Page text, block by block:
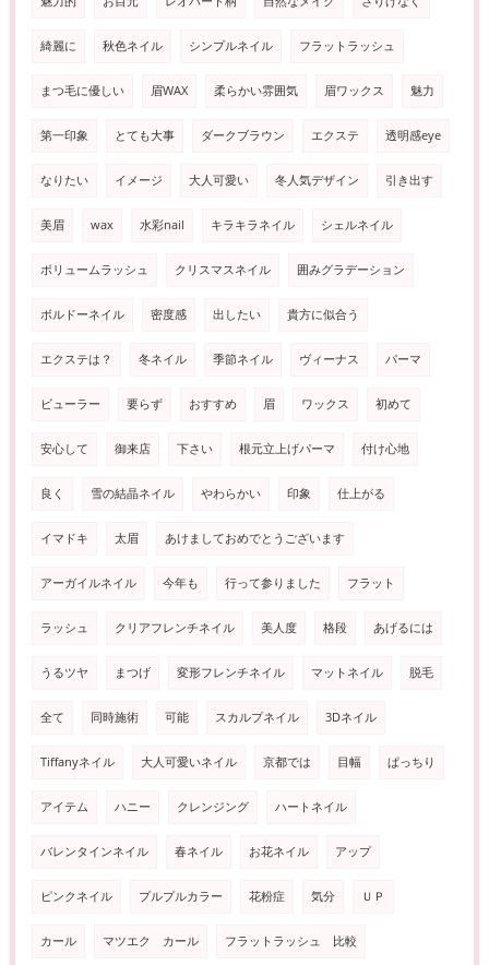
綺麗に 秋色ネイル シンプルネイル フラットラッシュ
まつ毛に優しい 眉WAX 柔らかい雰囲気 眉ワックス 魅力
第一印象 とても大事 ダークブラウン エクステ 透明感eye
なりたい イメージ 大人可愛い 冬人気デザイン 引き出す
美眉 wax 水彩nail キラキラネイル シェルネイル
ボリュームラッシュ クリスマスネイル 囲みグラデーション
ボルドーネイル 密度感 出したい 貴方に似合う
エクステは？ 冬ネイル 季節ネイル ヴィーナス パーマ
ビューラー 要らず おすすめ 眉 ワックス 初めて
安心して 御来店 下さい 根元立上げパーマ 付け心地
良く 雪の結晶ネイル やわらかい 印象 仕上がる
イマドキ 太眉 あけましておめでとうございます
アーガイルネイル 今年も 行って参りました フラット
ラッシュ クリアフレンチネイル 美人度 格段 あげるには
うるツヤ まつげ 変形フレンチネイル マットネイル 脱毛
全て 同時施術 可能 スカルプネイル 3Dネイル
Tiffanyネイル 大人可愛いネイル 京都では 目幅 ぱっちり
アイテム ハニー クレンジング ハートネイル
バレンタインネイル 春ネイル お花ネイル アップ
ピンクネイル プルプルカラー 花粉症 気分 ＵＰ
カール マツエク カール フラットラッシュ 比較